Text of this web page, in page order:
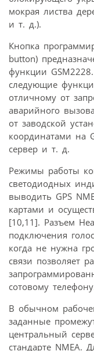
мокрая листва
и т. д.).
Кнопка
button)
функции
следующие
отличному от
аварийного
от заводской
координатами на
сервер и т. д.
Режимы работы
светодиодных
выводить GPS
картами и
[10,11]. Разъем
подключения
когда не нужна
связи позволяет
сотовому
В обычном
заданные
центральный
стандарте NMEA.